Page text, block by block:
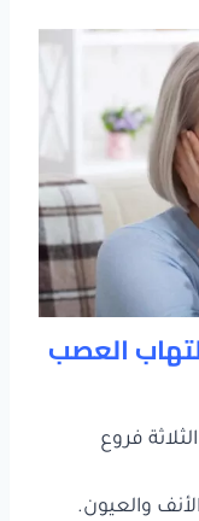
العصب
فروع
والعيون.